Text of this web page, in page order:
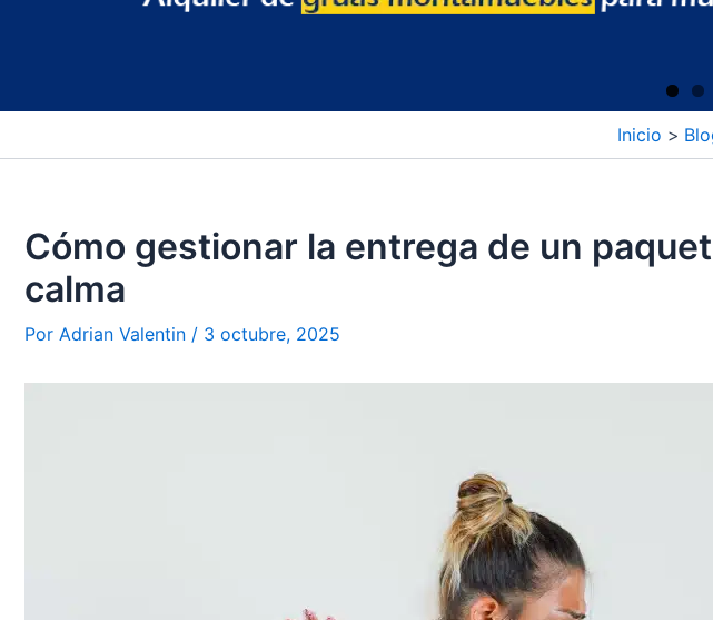
Inicio
Cómo gestionar la entrega de un
calma
Por Adrian Valentin / 3 octubre, 2025